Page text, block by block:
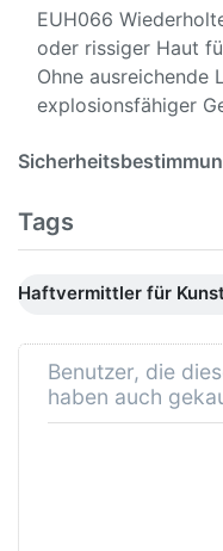
EUH066
oder rissiger Haut
Ohne ausreichende
explosionsfähiger
Tags
Haftvermittler für
Benutzer, die
haben auch